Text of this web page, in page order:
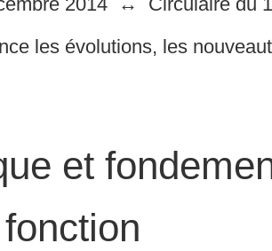
les évolutions, les
et
fonction